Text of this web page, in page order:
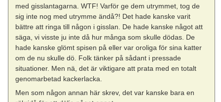
med gisslantagarna. WTF! Varför ge dem utrymmet, tog de
sig inte nog med utrymme ändå?! Det hade kanske varit
bättre att ringa till någon i gisslan. De hade kanske något att
säga, vi visste ju inte då hur många som skulle dödas. De
hade kanske glömt spisen på eller var oroliga för sina katter
om de nu skulle dö. Folk tänker på sådant i pressade
situationer. Men nä, det är viktigare att prata med en totalt
genomarbetad kackerlacka.
Men som någon annan här skrev, det var kanske bara en